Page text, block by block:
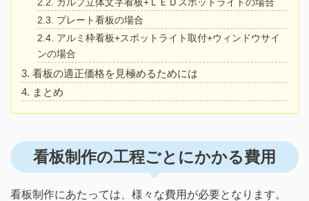
プレート看板の場合
アルミ枠看板+スポットライト取付+ウィンドウサイ
ンの場合
看板の適正価格を見極めるためには
まとめ
看板制作の工程ごとにかかる費用
看板制作にあたっては、様々な費用が必要となります。